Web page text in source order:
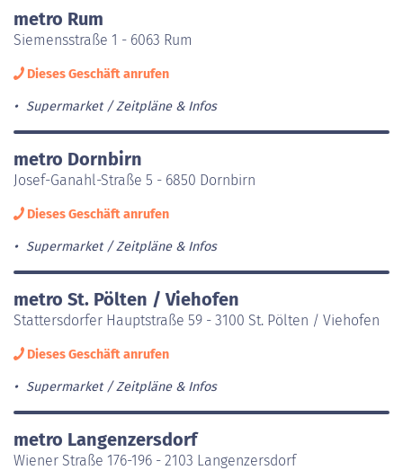
metro Rum
Siemensstraße 1 - 6063 Rum
Dieses Geschäft anrufen
Supermarket Zeitpläne & Infos
metro Dornbirn
Josef-Ganahl-Straße 5 - 6850 Dornbirn
Dieses Geschäft anrufen
Supermarket Zeitpläne & Infos
metro St. Pölten / Viehofen
Stattersdorfer Hauptstraße 59 - 3100 St. Pölten / Viehofen
Dieses Geschäft anrufen
Supermarket Zeitpläne & Infos
metro Langenzersdorf
Wiener Straße 176-196 - 2103 Langenzersdorf